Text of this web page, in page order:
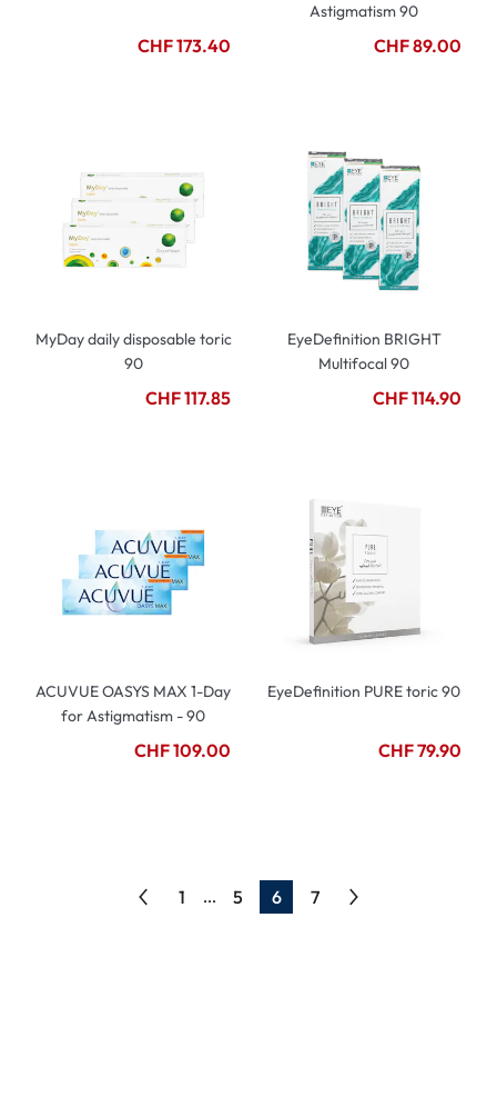
CHF 173.40
Astigmatism 90
CHF 89.00
MyDay daily disposable toric
90
CHF 117.85
EyeDefinition BRIGHT
Multifocal 90
CHF 114.90
ACUVUE OASYS MAX 1-Day
for Astigmatism - 90
CHF 109.00
EyeDefinition PURE toric 90
CHF 79.90
1 ... 5 6 7